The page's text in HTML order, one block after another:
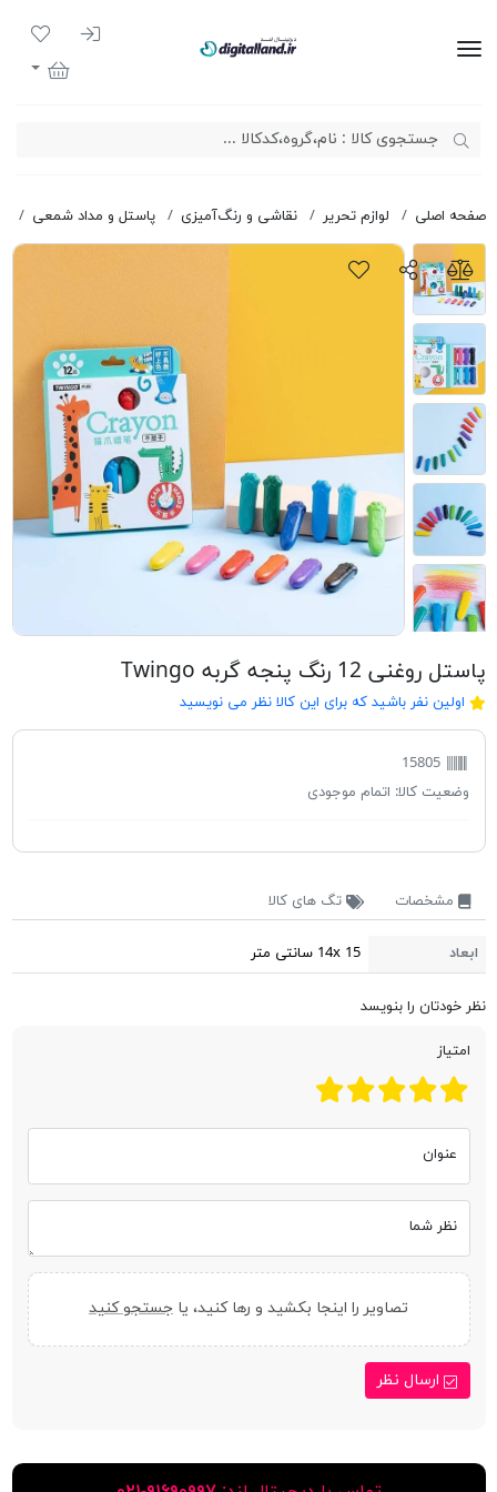
ورود به
لیست
سبد خرید
صفحه اصلی لوازم تحریر نقاشی و رنگ‌آمیزی پاستل و مداد شمعی
پاستل روغنی 12 رنگ پنجه گربه Twingo
اولین نفر باشید که برای این کالا نظر می نویسید
15805
وضعیت کالا: اتمام موجودی
مشخصات تگ های کالا
ابعاد 14x 15 سانتی متر
نظر خودتان را بنویسد
امتیاز
عنوان
نظر شما
تصاویر را اینجا بکشید و رها کنید، یا جستجو کنید
ارسال نظر